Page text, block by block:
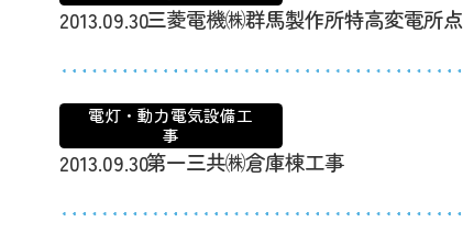
2013.09.30三菱電機㈱群馬製作所特高変電所
電灯・動力電気設備工
事
2013.09.30第一三共㈱倉庫棟工事